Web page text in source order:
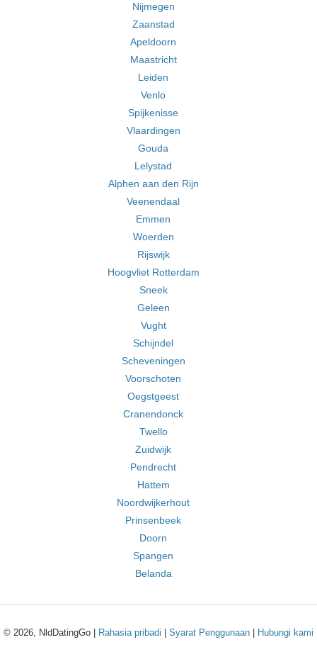
Nijmegen
Zaanstad
Apeldoorn
Maastricht
Leiden
Venlo
Spijkenisse
Vlaardingen
Gouda
Lelystad
Alphen aan den Rijn
Veenendaal
Emmen
Woerden
Rijswijk
Hoogvliet Rotterdam
Sneek
Geleen
Vught
Schijndel
Scheveningen
Voorschoten
Oegstgeest
Cranendonck
Twello
Zuidwijk
Pendrecht
Hattem
Noordwijkerhout
Prinsenbeek
Doorn
Spangen
Belanda
© 2026, NldDatingGo | Rahasia pribadi Syarat Penggunaan Hubungi kami